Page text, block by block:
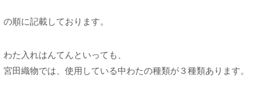
の順に記載しております。
わた入れはんてんといっても、
宮田織物では、使用している中わたの種類が３種類あります。